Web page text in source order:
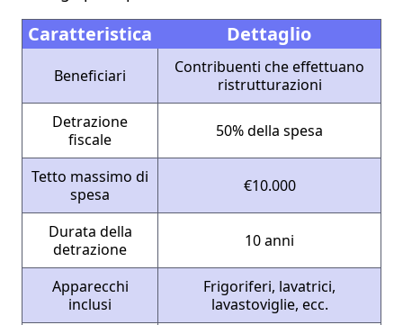
Caratteristica Dettaglio
Beneficiari
Contribuenti che effettuano
ristrutturazioni
Detrazione
fiscale
50% della spesa
Tetto massimo di
spesa
€10.000
Durata della
detrazione
10 anni
Apparecchi
inclusi
Frigoriferi, lavatrici,
lavastoviglie, ecc.